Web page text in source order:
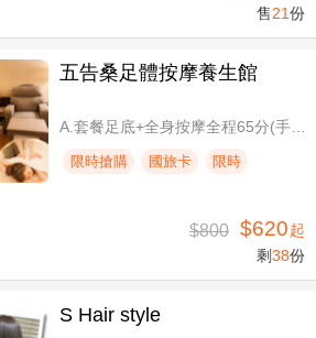
售21份
五告桑足體按摩養生館
A.套餐足底+全身按摩全程65分(手技60分) / B.套餐足底+全身按摩全程95分(手技90分)
限時搶購 國旅卡 限時
$800 $620起
剩38份
S Hair style